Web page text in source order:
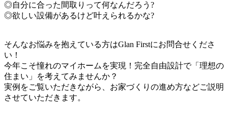
◎自分に合った間取りって何なんだろう?
◎欲しい設備があるけど叶えられるかな?
そんなお悩みを抱えている方はGlan Firstにお問合せくださ
い！
今年こそ憧れのマイホームを実現！完全自由設計で「理想の
住まい」を考えてみませんか？
実例をご覧いただきながら、お家づくりの進め方などご説明
させていただきます。